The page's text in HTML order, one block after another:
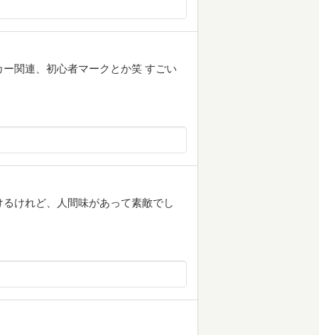
関連、初心者マークとか笑 すごい
けれど、人間味があって素敵でし